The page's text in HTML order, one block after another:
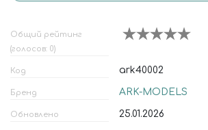
Общий рейтинг
(голосов: 0)
Код ark40002
Бренд ARK-MODELS
Обновлено 25.01.2026